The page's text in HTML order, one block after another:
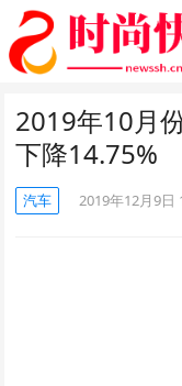
2019年10月
下降14.75%
汽车 2019年12月9日